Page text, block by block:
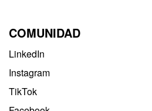
COMUNIDAD
LinkedIn
Instagram
TikTok